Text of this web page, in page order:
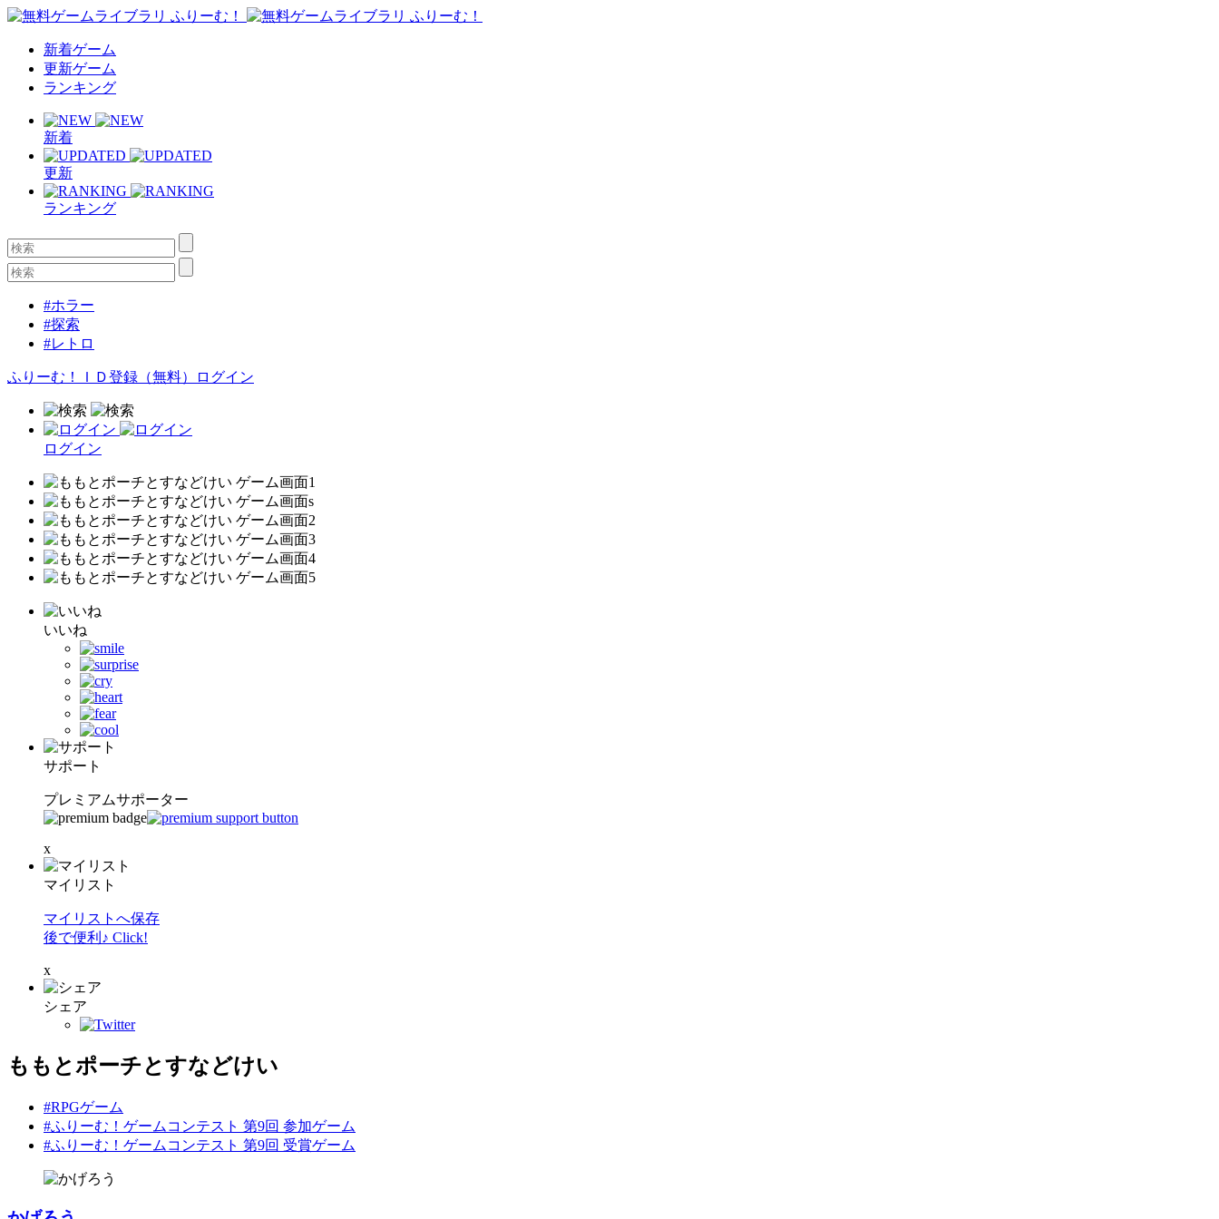
新着ゲーム
更新ゲーム
ランキング
新着
更新
ランキング
#ホラー
#探索
#レトロ
ふりーむ！ＩＤ登録（無料） ログイン
ログイン
いいね
サポート
プレミアムサポーター
x
マイリスト
マイリストへ保存
後で便利♪ Click!
x
シェア
ももとポーチとすなどけい
#RPGゲーム
#ふりーむ！ゲームコンテスト 第9回 参加ゲーム
#ふりーむ！ゲームコンテスト 第9回 受賞ゲーム